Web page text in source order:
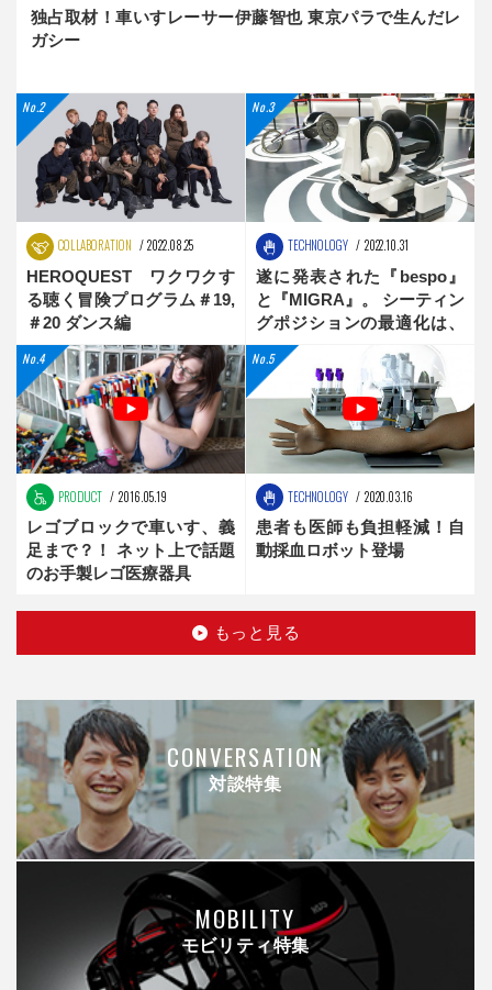
独占取材！車いすレーサー伊藤智也 東京パラで生んだレ
ガシー
COLLABORATION 2022.08.25
HEROQUEST ワクワクす
る聴く冒険プログラム＃19,
＃20 ダンス編
TECHNOLOGY 2022.10.31
遂に発表された『bespo』
と『MIGRA』。 シーティン
グポジションの最適化は、
新時代へ
PRODUCT 2016.05.19
レゴブロックで車いす、義
足まで？！ ネット上で話題
のお手製レゴ医療器具
TECHNOLOGY 2020.03.16
患者も医師も負担軽減！自
動採血ロボット登場
もっと見る
CONVERSATION
対談特集
MOBILITY
モビリティ特集